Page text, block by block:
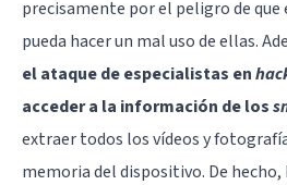
precisamente por el peligro de
pueda hacer un mal uso de ellas.
el ataque de especialistas en
acceder a la información de los
extraer todos los vídeos y
memoria del dispositivo. De hecho,